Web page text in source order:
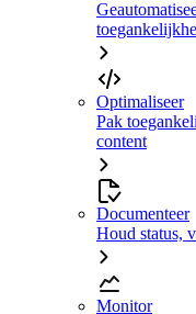
Optimaliseer
Pak
content
Documenteer
Houd status,
Monitor